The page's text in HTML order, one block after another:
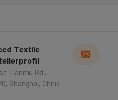
Textile
Tianmu Rd.,
Shanghai, China